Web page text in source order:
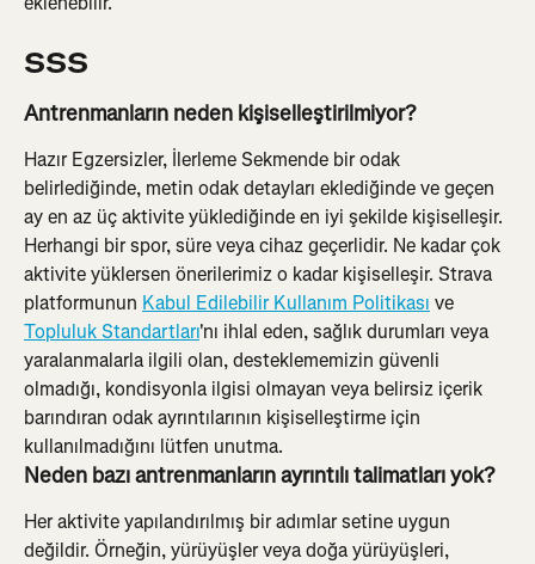
SSS
Antrenmanların neden kişiselleştirilmiyor?
Hazır Egzersizler, İlerleme Sekmende bir odak
belirlediğinde, metin odak detayları eklediğinde ve geçen
ay en az üç aktivite yüklediğinde en iyi şekilde kişiselleşir.
Herhangi bir spor, süre veya cihaz geçerlidir. Ne kadar çok
aktivite yüklersen önerilerimiz o kadar kişiselleşir. Strava
platformunun Kabul Edilebilir Kullanım Politikası ve
Topluluk Standartları'nı ihlal eden, sağlık durumları veya
yaralanmalarla ilgili olan, desteklememizin güvenli
olmadığı, kondisyonla ilgisi olmayan veya belirsiz içerik
barındıran odak ayrıntılarının kişiselleştirme için
kullanılmadığını lütfen unutma.
Neden bazı antrenmanların ayrıntılı talimatları yok?
Her aktivite yapılandırılmış bir adımlar setine uygun
değildir. Örneğin, yürüyüşler veya doğa yürüyüşleri,